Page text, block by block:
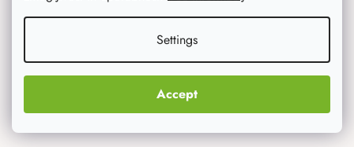
Settings
Accept
Kaj vas najbolj zanima